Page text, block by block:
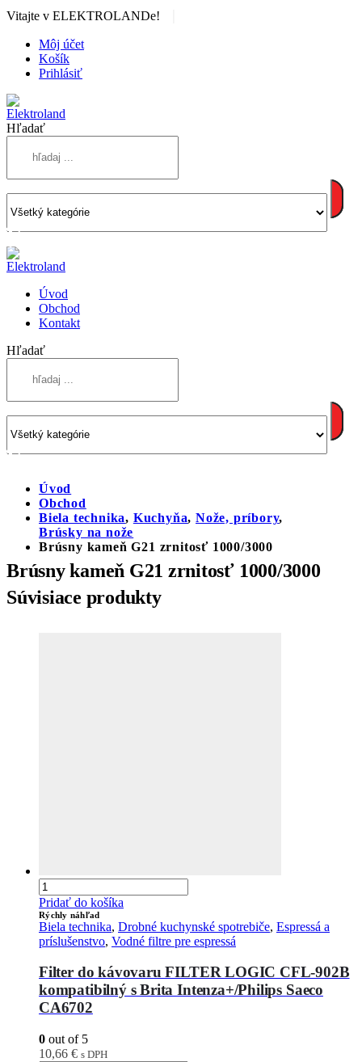
Vitajte v ELEKTROLANDe!
Môj účet
Košík
Prihlásiť
Hľadať
Úvod
Obchod
Kontakt
Hľadať
Úvod
Obchod
Biela technika, Kuchyňa,Nože, príbory,
Brúsky na nože
Brúsny kameň G21 zrnitosť 1000/3000
Brúsny kameň G21 zrnitosť 1000/3000
Súvisiace produkty
Pridať do košíka
Rýchly náhľad
Biela technika, Drobné kuchynské spotrebiče, Espressá a
príslušenstvo, Vodné filtre pre espressá
Filter do kávovaru FILTER LOGIC CFL-902B
kompatibilný s Brita Intenza+/Philips Saeco
CA6702
0 out of 5
10,66 € s DPH